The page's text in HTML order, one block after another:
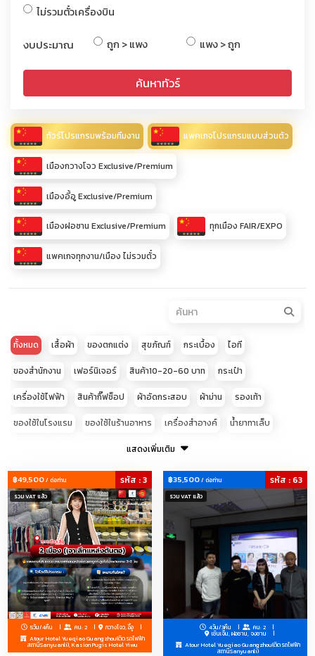
ไม่รวมตั๋วเครื่องบิน
งบประมาณ ถูก > แพง แพง > ถูก
ค้นหาทัวร์
ทัวร์โปรแกรมพร้อมทีมงาน แพคเกจโปรแกรมแบบส่วนตัว
เมืองกวางโจว Exclusive/Premium
เมืองอี้อู Exclusive/Premium
เมืองฝอซาน Exclusive/Premium ทุกเมือง FAIR/EXPO
แพคเกจทุกงาน/เมือง ไม่รวมตั๋ว
ทั้งหมด เสื้อผ้า ของตกแต่ง สุขภัณฑ์ กระเบื้อง ไอที
ของสำนักงาน เฟอร์นิเจอร์ สินค้า10-20-60 บาท กระเป๋า
เครื่องใช้ไฟฟ้า สินค้ากิ๊ฟช็อป ผ้าอัดกระสอบ ผ้าม่าน รองเท้า
ของใช้ในโรงแรม ของใช้ในร้านอาหาร เครื่องสำอางค์ น้ำยาทาเล็บ
อุปกรณ์โทรศัพท์มือถือ ของใช้สัตว์เลี้ยง
อุปกรณ์เสริมความงาม ผ้าปูที่นอน เครื่องประดับ
ชุดชั้นในชายหญิงและเด็ก ชุดนอน แพคเกจจิ้ง โซล่าเซลล์
โทรศัพท์มือถือ คอมพิวเตอร์ อุปกรณ์แคมปิ้ง
อุปกรณ์แต่งร้าน-ราวแขวน-หุ่น--ป้ายtagแบรนด์เสื้อผ้า-แพคเกจจิ้ง-ถุง
ผ้าม้วน ของใช้ของเล่นเด็ก ทัวร์ดูงานสัมมนาที่จีน
รับจัดโปรแกรมดูตลาดโรงงานจีนเริ่ม2-50ท่าน
Hirono, LiLiOS, SKULLPANDA, Teletubbies, molly, labubu, Crybabe,
POPMART, Popbeans
แสดงเพิ่มเติม
฿49,500/ ต่อท่าน
รวม VAT แล้ว
รหัส : 3
5วัน/4คืน คน: 2
กวางโจว, อี้อู
Atour Hotel Yueqiao Guangzhou(ติดรถไฟฟ้า
สถานีSanyuanli), Kasion Pugis Hotel Yiwu
฿35,500/ ต่อท่าน
รวม VAT แล้ว
รหัส : 63
4วัน/3คืน คน: 2
เซินเจิ้น, ฝอซาน, จงซาน
Atour Hotel Yueqiao Guangzhou(ติดรถไฟฟ้า
สถานีSanyuanli)